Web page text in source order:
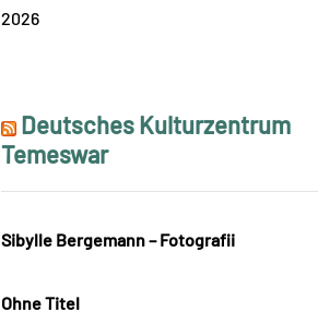
2026
Deutsches Kulturzentrum
Temeswar
Sibylle Bergemann – Fotografii
Ohne Titel